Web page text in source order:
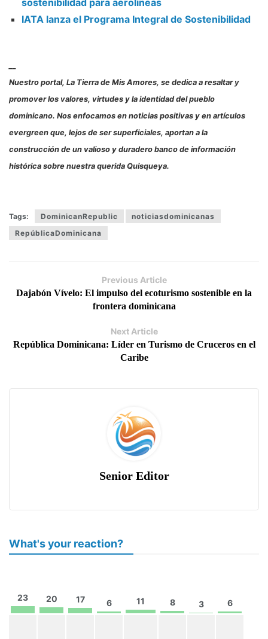
sostenibilidad para aerolíneas
IATA lanza el Programa Integral de Sostenibilidad
Nuestro portal, La Tierra de Mis Amores, se dedica a resaltar y
promover los valores, virtudes y la identidad del pueblo
dominicano. Nos enfocamos en noticias positivas y en artículos
evergreen que, lejos de ser superficiales, aportan a la
construcción de un valioso y duradero banco de información
histórica sobre nuestra querida Quisqueya.
Tags: DominicanRepublic
noticiasdominicanas
RepúblicaDominicana
Previous Article
Dajabón Vívelo: El impulso del ecoturismo sostenible en la
frontera dominicana
Next Article
República Dominicana: Líder en Turismo de Cruceros en el
Caribe
Senior Editor
What's your reaction?
23 20 17 6 11 8 3 6